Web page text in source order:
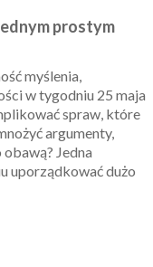
prostym
myślenia,
w tygodniu 25 maja
spraw, które
argumenty,
Jedna
uporządkować dużo